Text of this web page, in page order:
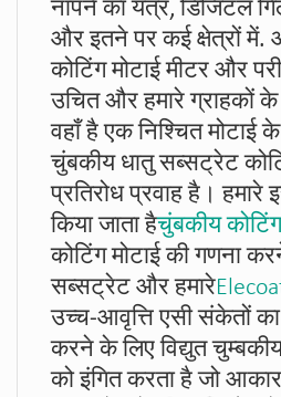
नापने का यंत्र, डिजिटल
और इतने पर कई क्षेत्रों में.
कोटिंग मोटाई मीटर और
उचित और हमारे ग्राहकों
वहाँ है एक निश्चित मोटाई
चुंबकीय धातु सब्सट्रेट
प्रतिरोध प्रवाह है।
किया जाता हैचुंबकीय
कोटिंग मोटाई की गणना
सब्सट्रेट और हमारे
उच्च-आवृत्ति एसी संकेतों
करने के लिए विद्युत
को इंगित करता है जो